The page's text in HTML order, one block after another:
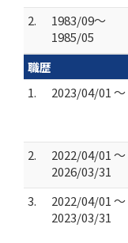
2.
1983/09～
1985/05
職歴
1.
2023/04/01 ～
2.
2022/04/01 ～
2026/03/31
3.
2022/04/01 ～
2023/03/31